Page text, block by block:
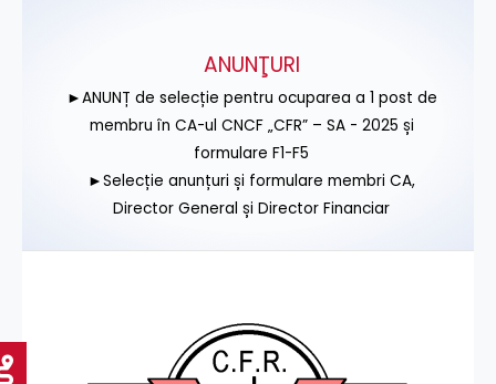
ANUNŢURI
►ANUNȚ de selecție pentru ocuparea a 1 post de
membru în CA-ul CNCF „CFR” – SA - 2025 și
formulare F1-F5
►Selecție anunțuri și formulare membri CA,
Director General și Director Financiar